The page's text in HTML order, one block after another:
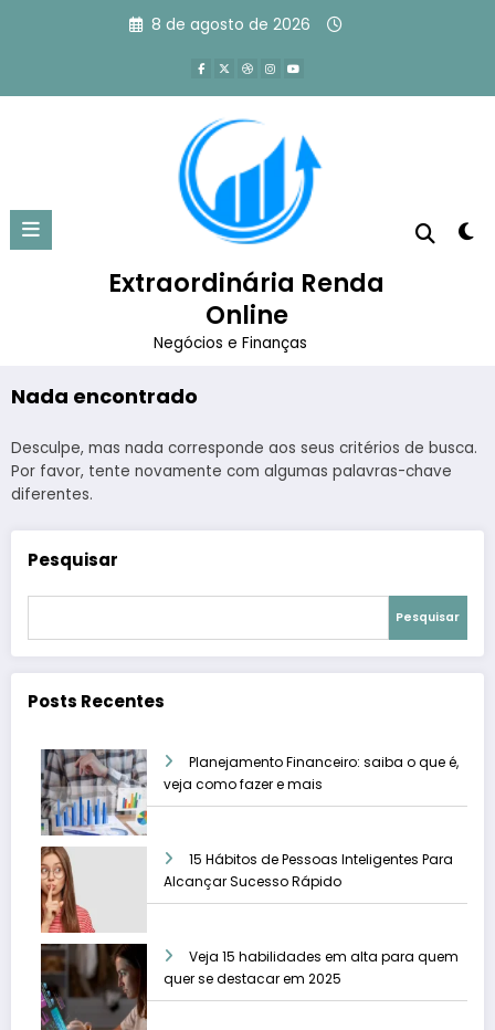
8 de agosto de 2026
Extraordinária Renda
Online
Negócios e Finanças
Tag: como fazer a primeira
venda
Página inicial como fazer a primeira venda
Nada encontrado
Desculpe, mas nada corresponde aos seus critérios de busca.
Por favor, tente novamente com algumas palavras-chave
diferentes.
Pesquisar
Pesquisar
Posts Recentes
Planejamento Financeiro: saiba o que é,
veja como fazer e mais
15 Hábitos de Pessoas Inteligentes Para
Alcançar Sucesso Rápido
Veja 15 habilidades em alta para quem
quer se destacar em 2025